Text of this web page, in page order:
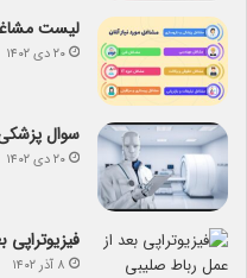
لیست
۲۰ دی ۱۴۰۲
سوال
۲۰ دی ۱۴۰۲
۸ آذر ۱۴۰۲